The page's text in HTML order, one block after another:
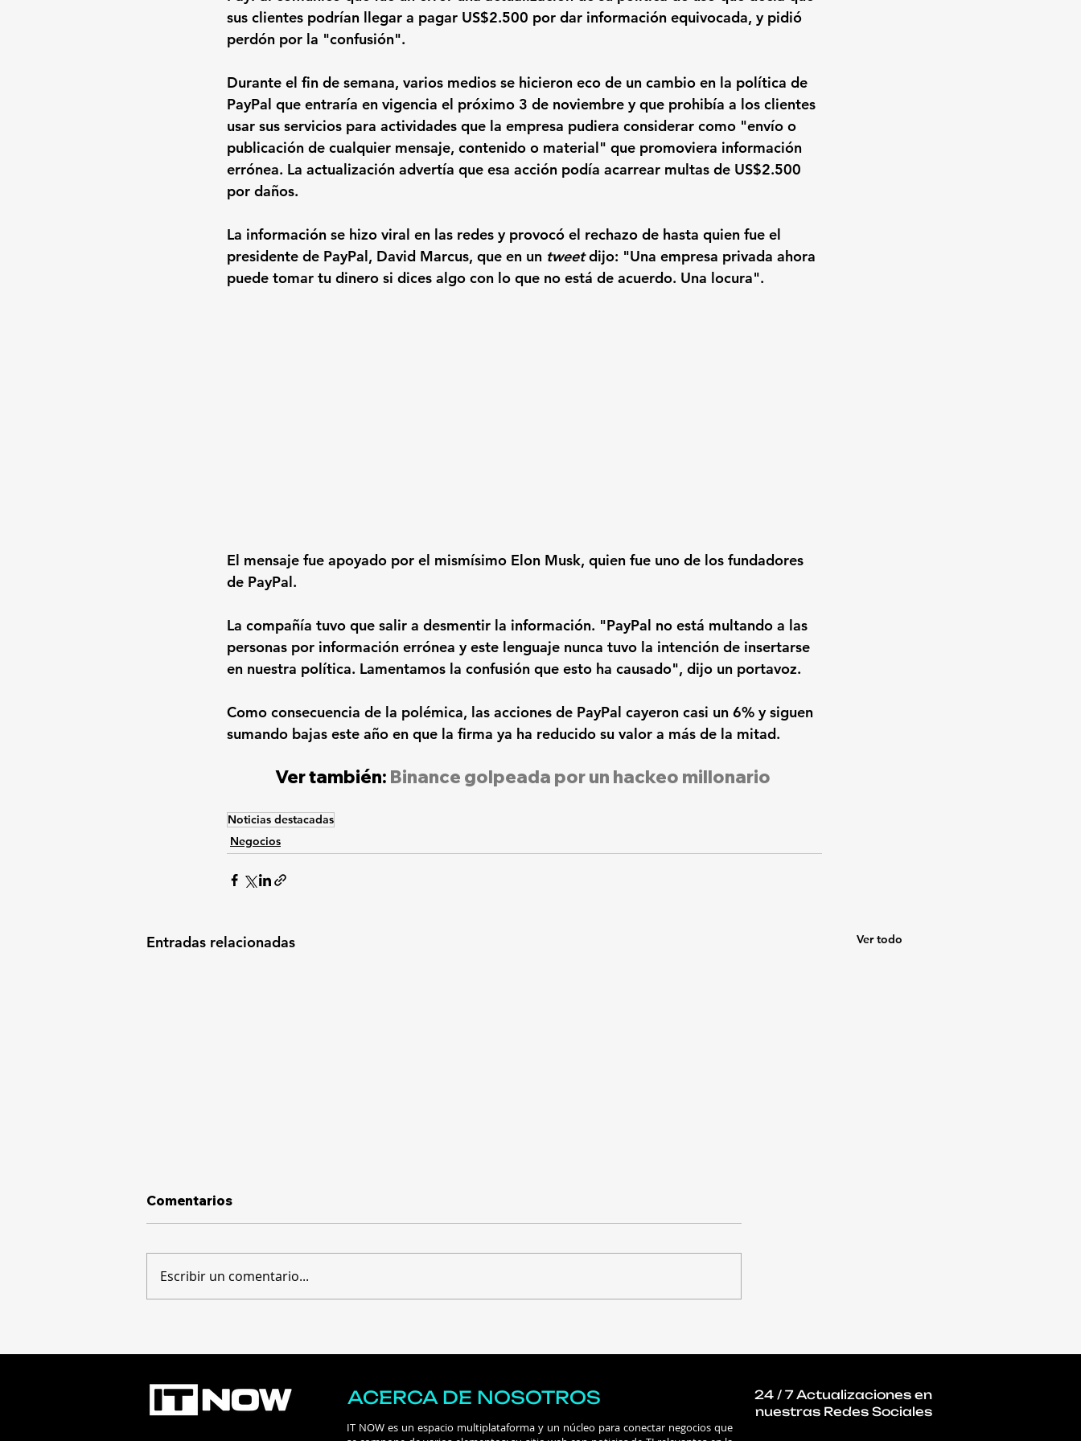
sus clientes podrían llegar a pagar US$2.500 por dar información equivocada, y pidió
perdón por la "confusión".
Durante el fin de semana, varios medios se hicieron eco de un cambio en la política de
PayPal que entraría en vigencia el próximo 3 de noviembre y que prohibía a los clientes
usar sus servicios para actividades que la empresa pudiera considerar como "envío o
publicación de cualquier mensaje, contenido o material" que promoviera información
errónea. La actualización advertía que esa acción podía acarrear multas de US$2.500
por daños.
La información se hizo viral en las redes y provocó el rechazo de hasta quien fue el
presidente de PayPal, David Marcus, que en un tweet dijo: "Una empresa privada ahora
puede tomar tu dinero si dices algo con lo que no está de acuerdo. Una locura".
El mensaje fue apoyado por el mismísimo Elon Musk, quien fue uno de los fundadores
de PayPal.
La compañía tuvo que salir a desmentir la información. "PayPal no está multando a las
personas por información errónea y este lenguaje nunca tuvo la intención de insertarse
en nuestra política. Lamentamos la confusión que esto ha causado", dijo un portavoz.
Como consecuencia de la polémica, las acciones de PayPal cayeron casi un 6% y siguen
sumando bajas este año en que la firma ya ha reducido su valor a más de la mitad.
Ver también: Binance golpeada por un hackeo millonario
Noticias destacadas
Negocios
Entradas relacionadas Ver todo
del 5B Digital Summit
en las universidades
Comentarios
Escribir un comentario...
ACERCA DE NOSOTROS
IT NOW es un espacio multiplataforma y un núcleo para conectar negocios que
24 / 7 Actualizaciones en
nuestras Redes Sociales